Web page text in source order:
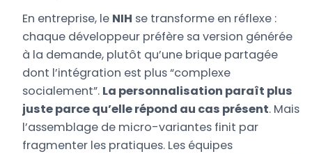
En entreprise, le NIH se transforme en réflexe :
chaque développeur préfère sa version générée
à la demande, plutôt qu’une brique partagée
dont l’intégration est plus “complexe
socialement”. La personnalisation paraît plus
juste parce qu’elle répond au cas présent. Mais
l’assemblage de micro-variantes finit par
fragmenter les pratiques. Les équipes